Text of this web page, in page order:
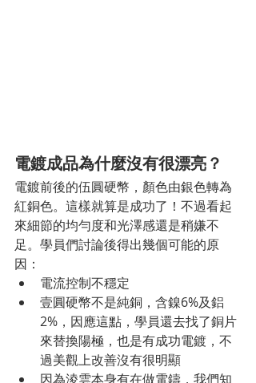
電鍍成品為什麼沒有很漂亮？
電鍍前後的伍圓硬幣，顏色由銀色轉為
紅銅色。這樣就算是成功了！不過看起
來細節的均勻度和光澤感還是稍嫌不
足。學員們討論後得出幾個可能的原
因：
電流控制不穩定
壹圓硬幣不是純銅，含鎳6%及鋁
2%，因應這點，學員還去找了銅片
來替換陽極，也是有成功電鍍，不
過美觀上改善沒有很明顯
因為淩雲本身有在做電鑄，我們知